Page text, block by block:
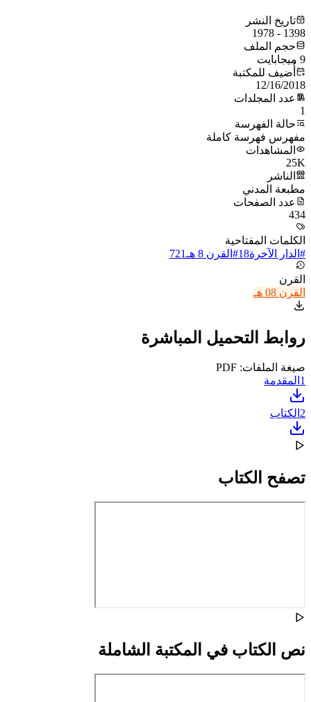
تاريخ النشر
1398 - 1978
حجم الملف
9 ميجابايت
أُضيف للمكتبة
12/16/2018
عدد المجلدات
1
حالة الفهرسة
مفهرس فهرسة كاملة
المشاهدات
25K
الناشر
مطبعة المدني
عدد الصفحات
434
الكلمات المفتاحية
# الدار الآخرة18
# القرن 8 هـ 721
القرن
القرن 08 هـ
روابط التحميل المباشرة
صيغة الملفات: PDF
1 المقدمة
2 الكتاب
تصفح الكتاب
نص الكتاب في المكتبة الشاملة